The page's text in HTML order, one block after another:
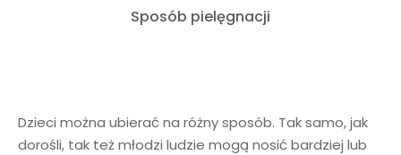
Sposób pielęgnacji
Dzieci można ubierać na różny sposób. Tak samo, jak
dorośli, tak też młodzi ludzie mogą nosić bardziej lub